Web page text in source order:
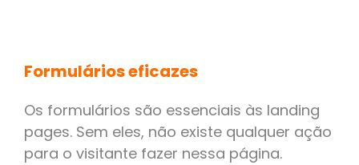
Formulários eficazes
Os formulários são essenciais às landing
pages. Sem eles, não existe qualquer ação
para o visitante fazer nessa página.